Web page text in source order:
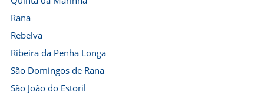
Rana
Rebelva
Ribeira da Penha Longa
São Domingos de Rana
São João do Estoril